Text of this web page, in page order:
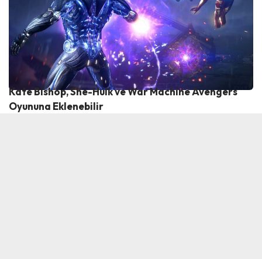
Kate Bishop, She-Hulk ve War Machine Avengers
Oyununa Eklenebilir